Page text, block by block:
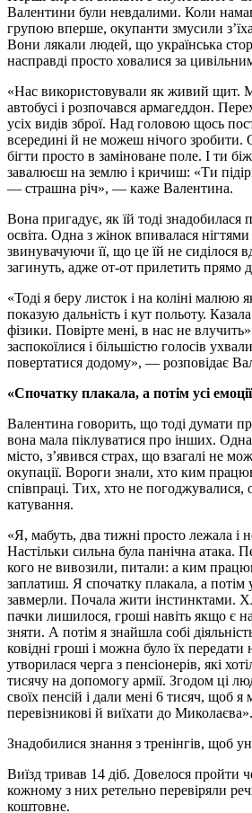
Валентини були невдалими. Коли
групою вперше, окупанти змусили
Вони лякали людей, що українська
насправді просто ховалися за
«Нас використовували як живий щит.
автобусі і розпочався армагеддон.
усіх видів зброї. Над головою щось
всередині й не можеш нічого зробити.
бігти просто в заміноване поле. І ти
завалюєш на землю і кричиш: «Ти
— страшна річ», — каже Валентина.
Вона пригадує, як їй тоді знадобилася
освіта. Одна з жінок впивалася
звинувачуючи її, що це їй не сиділося
загинуть, адже от-от прилетить прямо
«Тоді я беру листок і на коліні малюю
показую дальність і кут польоту.
фізики. Повірте мені, в нас не
заспокоїлися і більшістю голосів
повертатися додому», — розповідає
«Спочатку плакала, а потім усі
Валентина говорить, що тоді думати
вона мала піклуватися про інших.
місто, з’явився страх, що взагалі не
окупації. Вороги знали, хто ким
співпраці. Тих, хто не погоджувалися,
катування.
«Я, мабуть, два тижні просто лежала і
Настільки сильна була панічна атака.
кого не вивозили, питали: а ким
заплатиш. Я спочатку плакала, а потім
завмерли. Почала жити інстинктами.
пачки лишилося, гроші навіть якщо є
зняти. А потім я знайшла собі
ковідні гроші і можна було їх
утворилася черга з пенсіонерів, які
тисячу на допомогу армії. Згодом ці
своїх пенсій і дали мені 6 тисяч, щоб я
перевізникові й виїхати до Миколаєва».
Знадобилися знання з тренінгів, щоб
Виїзд тривав 14 діб. Довелося пройти
кожному з них ретельно перевіряли
коштовне.